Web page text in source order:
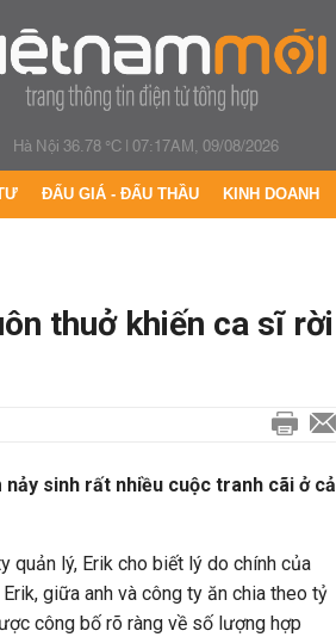
Hà Nội 36.78 °C|07:17AM, 09/08/2026
ĐẤU GIÁ - ĐẤU THẦU KINH DOANH
thuở khiến ca sĩ rời
sinh rất nhiều cuộc tranh cãi ở cả
quản lý, Erik cho biết lý do chính của
giữa anh và công ty ăn chia theo tỷ
công bố rõ ràng về số lượng hợp